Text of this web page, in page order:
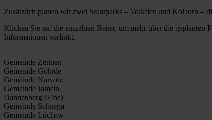
Zusätzlich planen wir zwei Solarparks – Volkfien und Kolborn –
Klicken Sie auf die einzelnen Reiter, um mehr über die geplanten
Informationen verlinkt.
Gemeinde Zernien
Gemeinde Göhrde
Gemeinde Karwitz
Gemeinde Jameln
Dannenberg (Elbe)
Gemeinde Schnega
Gemeinde Lüchow